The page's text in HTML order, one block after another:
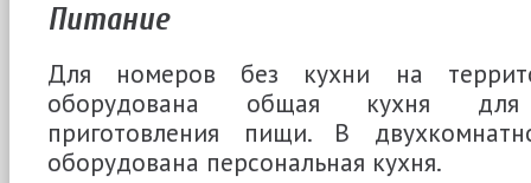
Питание
Для номеров без кухни на
оборудована общая кухня для
приготовления пищи. В
оборудована персональная кухня.